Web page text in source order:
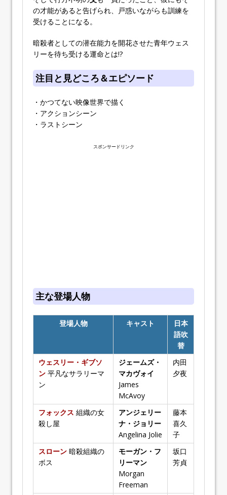
の才能があると告げられ、戸惑いながらも訓練を
受けることになる。
暗殺者としての潜在能力を開花させた青年ウェス
リーを待ち受ける運命とは!?
注目と見どころ＆エピソード
・かつてない映像世界で描く
・アクションシーン
・ラストシーン
スポンサードリンク
主な登場人物
登場人物 キャスト
日本
語吹
替
ウェスリー・ギブソ
ン 平凡なサラリーマ
ン
ジェームズ・
マカヴォイ
James
McAvoy
内田
夕夜
フォックス 組織の女
殺し屋
アンジェリー
ナ・ジョリー
Angelina Jolie
藤本
喜久
子
スローン 暗殺組織の
ボス
モーガン・フ
リーマン
Morgan
Freeman
坂口
芳貞